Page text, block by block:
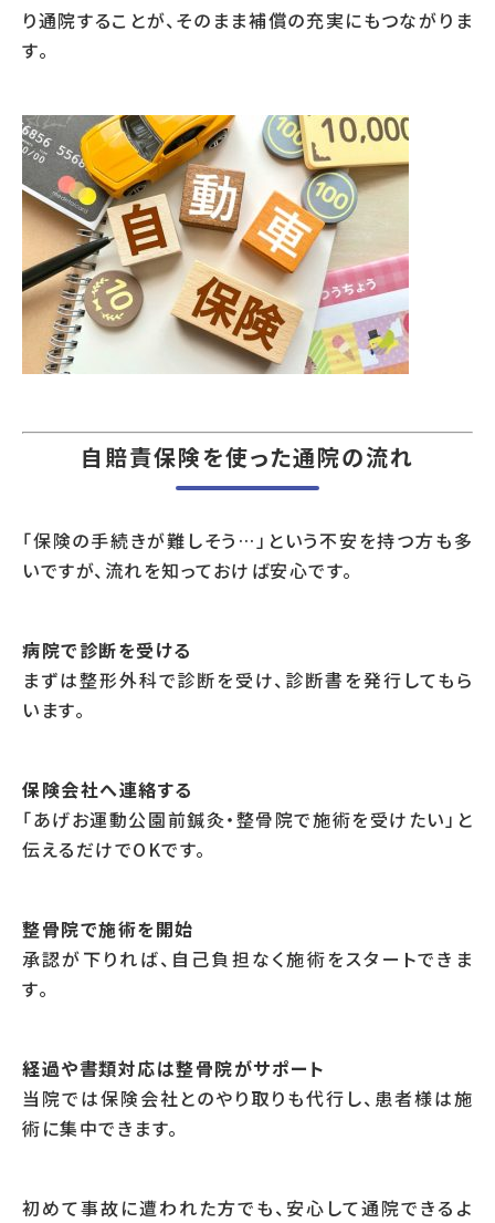
り通院することが、そのまま補償の充実にもつながりま
す。
自賠責保険を使った通院の流れ
「保険の手続きが難しそう…」という不安を持つ方も多
いですが、流れを知っておけば安心です。
病院で診断を受ける
まずは整形外科で診断を受け、診断書を発行してもら
います。
保険会社へ連絡する
「あげお運動公園前鍼灸・整骨院で施術を受けたい」と
伝えるだけでOKです。
整骨院で施術を開始
承認が下りれば、自己負担なく施術をスタートできま
す。
経過や書類対応は整骨院がサポート
当院では保険会社とのやり取りも代行し、患者様は施
術に集中できます。
初めて事故に遭われた方でも、安心して通院できるよ